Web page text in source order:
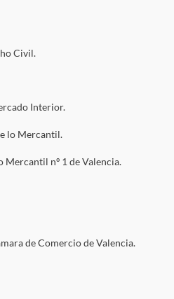
Civil.
Interior.
lo Mercantil.
Mercantil nº 1 de Valencia.
de Comercio de Valencia.